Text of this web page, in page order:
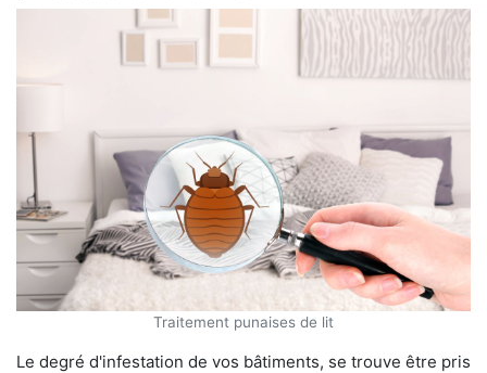
Traitement punaises de lit
Le degré d'infestation de vos bâtiments, se trouve être pris